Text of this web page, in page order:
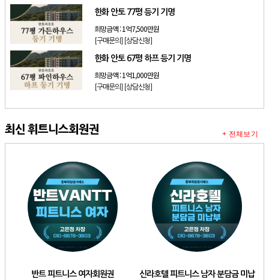
한화 안토 77평 등기 기명
희망금액 :1억7,500만원
[구매문의] [상담신청]
한화 안토 67평 하프 등기 기명
희망금액 :1억1,000만원
[구매문의] [상담신청]
최신 휘트니스회원권
반트 피트니스 여자회원권 신라호텔 피트니스 남자 분담금 미납
+ 전체보기